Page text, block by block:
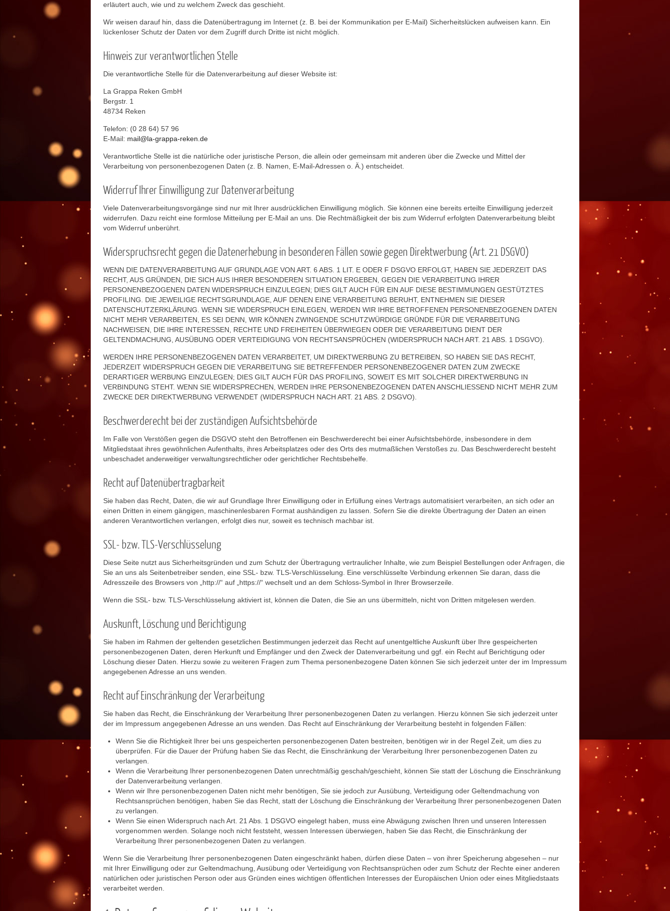
erläutert auch, wie und zu welchem Zweck das geschieht.
Wir weisen darauf hin, dass die Datenübertragung im Internet (z. B. bei der Kommunikation per E-Mail) Sicherheitslücken aufweisen kann. Ein
lückenloser Schutz der Daten vor dem Zugriff durch Dritte ist nicht möglich.
Hinweis zur verantwortlichen Stelle
Die verantwortliche Stelle für die Datenverarbeitung auf dieser Website ist:
La Grappa Reken GmbH
Bergstr. 1
48734 Reken
Telefon: (0 28 64) 57 96
E-Mail: mail@la-grappa-reken.de
Verantwortliche Stelle ist die natürliche oder juristische Person, die allein oder gemeinsam mit anderen über die Zwecke und Mittel der
Verarbeitung von personenbezogenen Daten (z. B. Namen, E-Mail-Adressen o. Ä.) entscheidet.
Widerruf Ihrer Einwilligung zur Datenverarbeitung
Viele Datenverarbeitungsvorgänge sind nur mit Ihrer ausdrücklichen Einwilligung möglich. Sie können eine bereits erteilte Einwilligung jederzeit
widerrufen. Dazu reicht eine formlose Mitteilung per E-Mail an uns. Die Rechtmäßigkeit der bis zum Widerruf erfolgten Datenverarbeitung bleibt
vom Widerruf unberührt.
Widerspruchsrecht gegen die Datenerhebung in besonderen Fällen sowie gegen Direktwerbung (Art. 21 DSGVO)
WENN DIE DATENVERARBEITUNG AUF GRUNDLAGE VON ART. 6 ABS. 1 LIT. E ODER F DSGVO ERFOLGT, HABEN SIE JEDERZEIT DAS
RECHT, AUS GRÜNDEN, DIE SICH AUS IHRER BESONDEREN SITUATION ERGEBEN, GEGEN DIE VERARBEITUNG IHRER
PERSONENBEZOGENEN DATEN WIDERSPRUCH EINZULEGEN; DIES GILT AUCH FÜR EIN AUF DIESE BESTIMMUNGEN GESTÜTZTES
PROFILING. DIE JEWEILIGE RECHTSGRUNDLAGE, AUF DENEN EINE VERARBEITUNG BERUHT, ENTNEHMEN SIE DIESER
DATENSCHUTZERKLÄRUNG. WENN SIE WIDERSPRUCH EINLEGEN, WERDEN WIR IHRE BETROFFENEN PERSONENBEZOGENEN DATEN
NICHT MEHR VERARBEITEN, ES SEI DENN, WIR KÖNNEN ZWINGENDE SCHUTZWÜRDIGE GRÜNDE FÜR DIE VERARBEITUNG
NACHWEISEN, DIE IHRE INTERESSEN, RECHTE UND FREIHEITEN ÜBERWIEGEN ODER DIE VERARBEITUNG DIENT DER
GELTENDMACHUNG, AUSÜBUNG ODER VERTEIDIGUNG VON RECHTSANSPRÜCHEN (WIDERSPRUCH NACH ART. 21 ABS. 1 DSGVO).
WERDEN IHRE PERSONENBEZOGENEN DATEN VERARBEITET, UM DIREKTWERBUNG ZU BETREIBEN, SO HABEN SIE DAS RECHT,
JEDERZEIT WIDERSPRUCH GEGEN DIE VERARBEITUNG SIE BETREFFENDER PERSONENBEZOGENER DATEN ZUM ZWECKE
DERARTIGER WERBUNG EINZULEGEN; DIES GILT AUCH FÜR DAS PROFILING, SOWEIT ES MIT SOLCHER DIREKTWERBUNG IN
VERBINDUNG STEHT. WENN SIE WIDERSPRECHEN, WERDEN IHRE PERSONENBEZOGENEN DATEN ANSCHLIESSEND NICHT MEHR ZUM
ZWECKE DER DIREKTWERBUNG VERWENDET (WIDERSPRUCH NACH ART. 21 ABS. 2 DSGVO).
Beschwerderecht bei der zuständigen Aufsichtsbehörde
Im Falle von Verstößen gegen die DSGVO steht den Betroffenen ein Beschwerderecht bei einer Aufsichtsbehörde, insbesondere in dem
Mitgliedstaat ihres gewöhnlichen Aufenthalts, ihres Arbeitsplatzes oder des Orts des mutmaßlichen Verstoßes zu. Das Beschwerderecht besteht
unbeschadet anderweitiger verwaltungsrechtlicher oder gerichtlicher Rechtsbehelfe.
Recht auf Datenübertragbarkeit
Sie haben das Recht, Daten, die wir auf Grundlage Ihrer Einwilligung oder in Erfüllung eines Vertrags automatisiert verarbeiten, an sich oder an
einen Dritten in einem gängigen, maschinenlesbaren Format aushändigen zu lassen. Sofern Sie die direkte Übertragung der Daten an einen
anderen Verantwortlichen verlangen, erfolgt dies nur, soweit es technisch machbar ist.
SSL- bzw. TLS-Verschlüsselung
Diese Seite nutzt aus Sicherheitsgründen und zum Schutz der Übertragung vertraulicher Inhalte, wie zum Beispiel Bestellungen oder Anfragen, die
Sie an uns als Seitenbetreiber senden, eine SSL- bzw. TLS-Verschlüsselung. Eine verschlüsselte Verbindung erkennen Sie daran, dass die
Adresszeile des Browsers von „http://“ auf „https://“ wechselt und an dem Schloss-Symbol in Ihrer Browserzeile.
Wenn die SSL- bzw. TLS-Verschlüsselung aktiviert ist, können die Daten, die Sie an uns übermitteln, nicht von Dritten mitgelesen werden.
Auskunft, Löschung und Berichtigung
Sie haben im Rahmen der geltenden gesetzlichen Bestimmungen jederzeit das Recht auf unentgeltliche Auskunft über Ihre gespeicherten
personenbezogenen Daten, deren Herkunft und Empfänger und den Zweck der Datenverarbeitung und ggf. ein Recht auf Berichtigung oder
Löschung dieser Daten. Hierzu sowie zu weiteren Fragen zum Thema personenbezogene Daten können Sie sich jederzeit unter der im Impressum
angegebenen Adresse an uns wenden.
Recht auf Einschränkung der Verarbeitung
Sie haben das Recht, die Einschränkung der Verarbeitung Ihrer personenbezogenen Daten zu verlangen. Hierzu können Sie sich jederzeit unter
der im Impressum angegebenen Adresse an uns wenden. Das Recht auf Einschränkung der Verarbeitung besteht in folgenden Fällen:
Wenn Sie die Richtigkeit Ihrer bei uns gespeicherten personenbezogenen Daten bestreiten, benötigen wir in der Regel Zeit, um dies zu
überprüfen. Für die Dauer der Prüfung haben Sie das Recht, die Einschränkung der Verarbeitung Ihrer personenbezogenen Daten zu
verlangen.
Wenn die Verarbeitung Ihrer personenbezogenen Daten unrechtmäßig geschah/geschieht, können Sie statt der Löschung die Einschränkung
der Datenverarbeitung verlangen.
Wenn wir Ihre personenbezogenen Daten nicht mehr benötigen, Sie sie jedoch zur Ausübung, Verteidigung oder Geltendmachung von
Rechtsansprüchen benötigen, haben Sie das Recht, statt der Löschung die Einschränkung der Verarbeitung Ihrer personenbezogenen Daten
zu verlangen.
Wenn Sie einen Widerspruch nach Art. 21 Abs. 1 DSGVO eingelegt haben, muss eine Abwägung zwischen Ihren und unseren Interessen
vorgenommen werden. Solange noch nicht feststeht, wessen Interessen überwiegen, haben Sie das Recht, die Einschränkung der
Verarbeitung Ihrer personenbezogenen Daten zu verlangen.
Wenn Sie die Verarbeitung Ihrer personenbezogenen Daten eingeschränkt haben, dürfen diese Daten – von ihrer Speicherung abgesehen – nur
mit Ihrer Einwilligung oder zur Geltendmachung, Ausübung oder Verteidigung von Rechtsansprüchen oder zum Schutz der Rechte einer anderen
natürlichen oder juristischen Person oder aus Gründen eines wichtigen öffentlichen Interesses der Europäischen Union oder eines Mitgliedstaats
verarbeitet werden.